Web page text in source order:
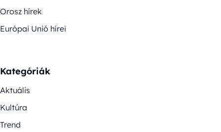
Orosz hírek
Európai Unió hírei
Kategóriák
Aktuális
Kultúra
Trend